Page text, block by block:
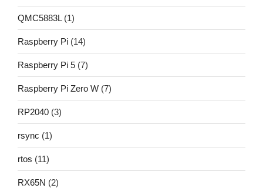
QMC5883L(1)
Raspberry Pi (14)
Raspberry Pi 5 (7)
Raspberry Pi Zero W (7)
RP2040 (3)
rsync (1)
rtos (11)
RX65N (2)